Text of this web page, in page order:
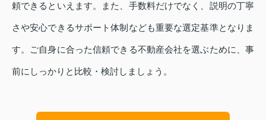
頼できるといえます。また、手数料だけでなく、説明の丁寧
さや安心できるサポート体制なども重要な選定基準となりま
す。ご自身に合った信頼できる不動産会社を選ぶために、事
前にしっかりと比較・検討しましょう。